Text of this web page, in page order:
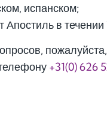
испанском;
в течении
+31(0) 626